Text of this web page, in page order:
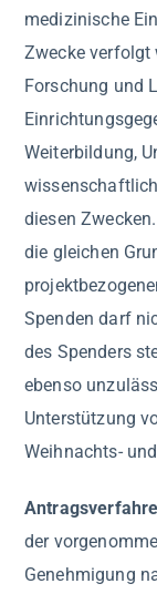
medizinische
Zwecke verfolgt
Forschung und
Weiterbildung,
diesen
die gleichen
Spenden darf
des Spenders
ebenso
Unterstützung
Weihnachts-
der
Genehmigung